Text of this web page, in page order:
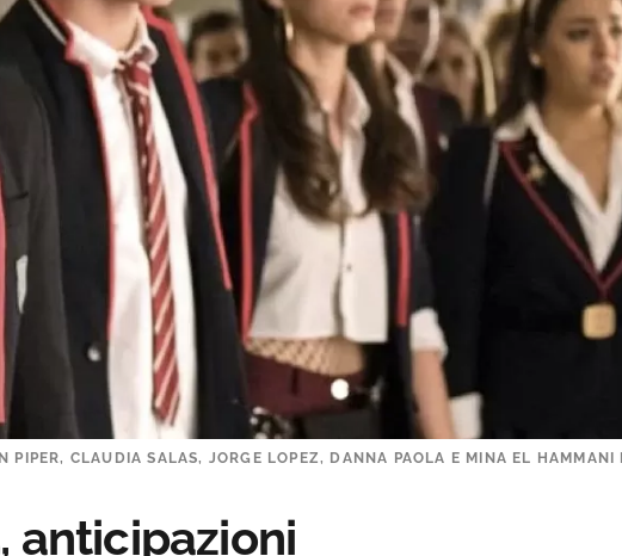
PIPER, CLAUDIA SALAS, JORGE LOPEZ, DANNA PAOLA E MINA EL
anticipazioni